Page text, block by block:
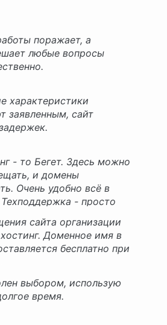
поражает, а
любые вопросы
характеристики
заявленным, сайт
- то Бегет. Здесь можно
и домены
Очень удобно всё в
- просто
сайта организации
Доменное имя в
бесплатно при
выбором, использую
время.